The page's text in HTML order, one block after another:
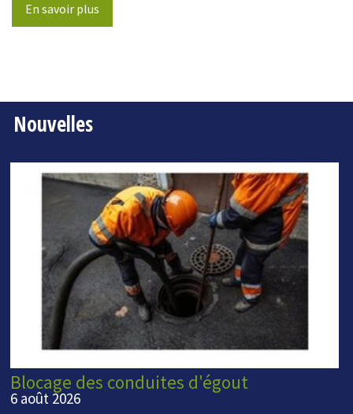
En savoir plus
Nouvelles
Blocage des conduites d'égout
6 août 2026